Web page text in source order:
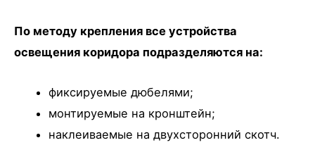
По методу крепления все устройства
освещения коридора подразделяются на:
фиксируемые дюбелями;
монтируемые на кронштейн;
наклеиваемые на двухсторонний скотч.